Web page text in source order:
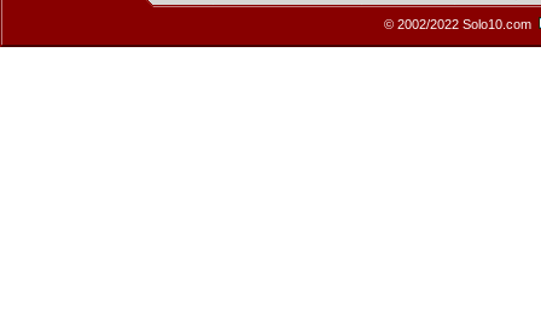
© 2002/2022 Solo10.com